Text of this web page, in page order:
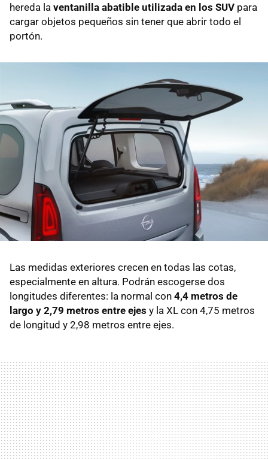
hereda la ventanilla abatible utilizada en los SUV para
cargar objetos pequeños sin tener que abrir todo el
portón.
Las medidas exteriores crecen en todas las cotas,
especialmente en altura. Podrán escogerse dos
longitudes diferentes: la normal con 4,4 metros de
largo y 2,79 metros entre ejes y la XL con 4,75 metros
de longitud y 2,98 metros entre ejes.